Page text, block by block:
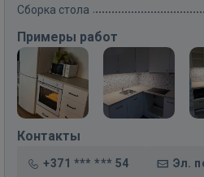
Сборка стола
Примеры работ
Контакты
+371 *** *** 54 Эл.